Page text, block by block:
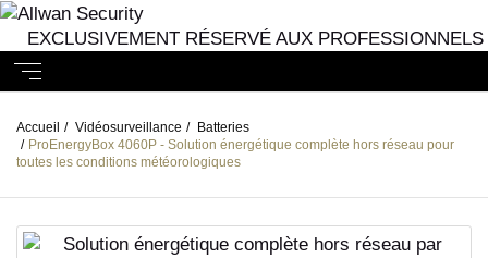
EXCLUSIVEMENT RÉSERVÉ AUX PROFESSIONNELS
Accueil / Vidéosurveillance /
Batteries
/ ProEnergyBox 4060P - Solution énergétique complète hors réseau pour
toutes les conditions météorologiques